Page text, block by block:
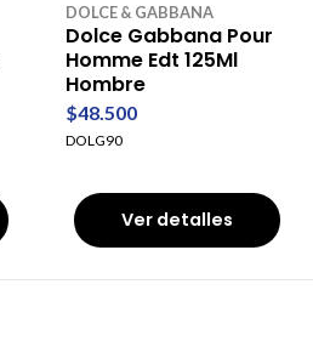
DOLCE & GABBANA
Dolce Gabbana Pour
Homme Edt 125Ml
Hombre
$48.500
DOLG90
Ver detalles